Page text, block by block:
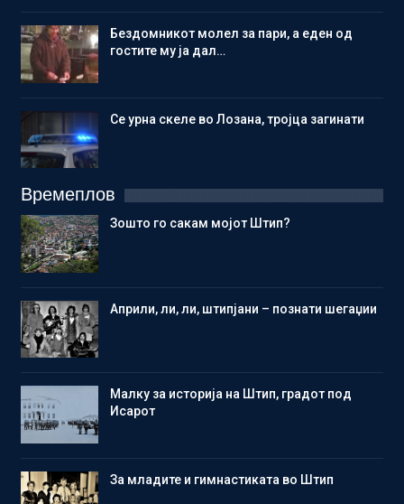
Бездомникот молел за пари, а еден од
гостите му ја дал…
Се урна скеле во Лозана, тројца загинати
Времеплов
Зошто го сакам мојот Штип?
Aприли, ли, ли, штипјани – познати шегаџии
Малку за историја на Штип, градот под
Исарот
Зa младите и гимнастиката во Штип